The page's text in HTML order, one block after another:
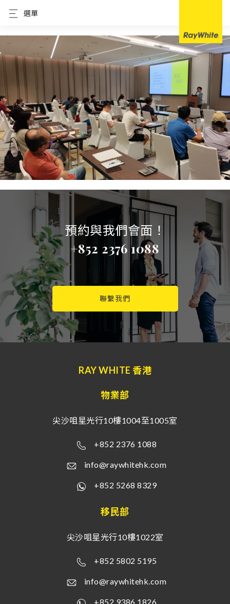
選單
預約與我們會面！
+852 2376 1088
聯繫我們
RAY WHITE 香港
物業部
尖沙咀星光行10樓1004至1005室
+852 2376 1088
info@raywhitehk.com
+852 5268 8329
移民部
尖沙咀星光行10樓1022室
+852 5802 5195
info@raywhitehk.com
+852 9386 1826